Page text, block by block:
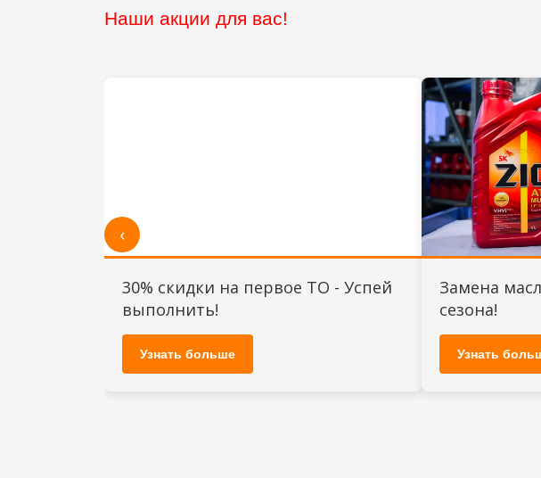
Наши акции для вас!
‹
30% скидки на первое ТО - Успей
выполнить!
Узнать больше
Замена
сезона!
Узнать